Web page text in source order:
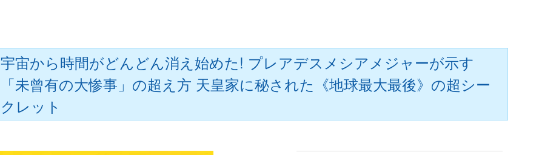
宇宙から時間がどんどん消え始めた! プレアデスメシアメジャーが示す
「未曾有の大惨事」の超え方 天皇家に秘された《地球最大最後》の超シー
クレット